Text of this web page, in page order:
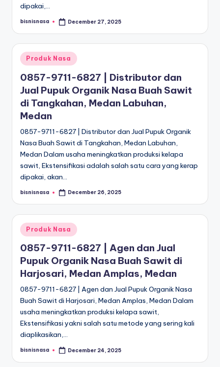
dipakai,…
Posted
bisnisnasa December 27, 2025
Posted
in
Produk Nasa
0857-9711-6827 | Distributor dan
Jual Pupuk Organik Nasa Buah Sawit
di Tangkahan, Medan Labuhan,
Medan
0857-9711-6827 | Distributor dan Jual Pupuk Organik
Nasa Buah Sawit di Tangkahan, Medan Labuhan,
Medan Dalam usaha meningkatkan produksi kelapa
sawit, Ekstensifikasi adalah salah satu cara yang kerap
dipakai, akan…
Posted
bisnisnasa December 26, 2025
Posted
in
Produk Nasa
0857-9711-6827 | Agen dan Jual
Pupuk Organik Nasa Buah Sawit di
Harjosari, Medan Amplas, Medan
0857-9711-6827 | Agen dan Jual Pupuk Organik Nasa
Buah Sawit di Harjosari, Medan Amplas, Medan Dalam
usaha meningkatkan produksi kelapa sawit,
Ekstensifikasi yakni salah satu metode yang sering kali
diaplikasikan,…
Posted
bisnisnasa December 24, 2025